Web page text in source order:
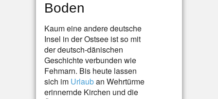
Boden
Kaum eine andere deutsche
Insel in der Ostsee ist so mit
der deutsch-dänischen
Geschichte verbunden wie
Fehmarn. Bis heute lassen
sich im Urlauban Wehrtürme
erinnernde Kirchen und die